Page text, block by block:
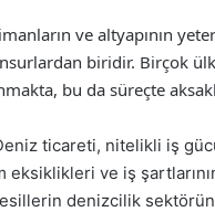
ve altyapının
biridir. Birçok
bu da süreçte
ticareti, nitelikli iş
eksiklikleri ve iş
denizcilik